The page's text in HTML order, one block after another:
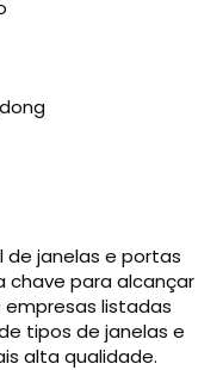
de janelas e portas
para alcançar
empresas listadas
tipos de janelas e
alta qualidade.